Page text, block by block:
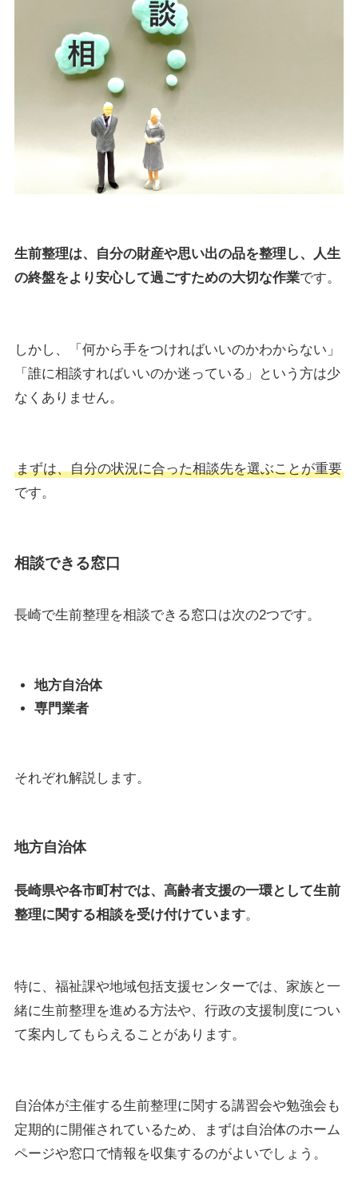
生前整理は、自分の財産や思い出の品を整理し、人生
の終盤をより安心して過ごすための大切な作業です。
しかし、「何から手をつければいいのかわからない」
「誰に相談すればいいのか迷っている」という方は少
なくありません。
まずは、自分の状況に合った相談先を選ぶことが重要
です。
相談できる窓口
長崎で生前整理を相談できる窓口は次の2つです。
地方自治体
専門業者
それぞれ解説します。
地方自治体
長崎県や各市町村では、高齢者支援の一環として生前
整理に関する相談を受け付けています。
特に、福祉課や地域包括支援センターでは、家族と一
緒に生前整理を進める方法や、行政の支援制度につい
て案内してもらえることがあります。
自治体が主催する生前整理に関する講習会や勉強会も
定期的に開催されているため、まずは自治体のホーム
ページや窓口で情報を収集するのがよいでしょう。